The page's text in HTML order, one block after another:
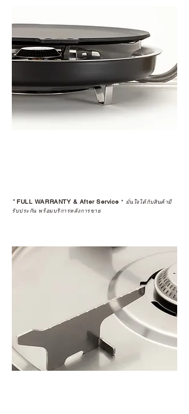
*FULL WARRANTY & After Service * มั่นใจได้กับสินค้ามี
รับประกัน พร้อมบริการหลังการขาย